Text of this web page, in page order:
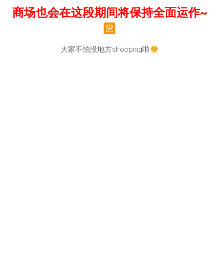
商场也会在这段期间将保持全面运作~
大家不怕没地方shopping啦